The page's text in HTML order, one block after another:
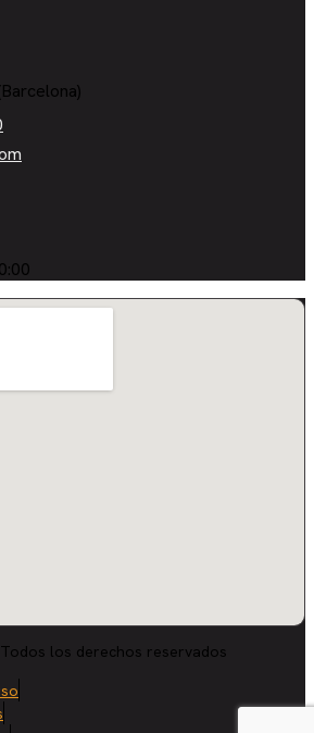
los derechos reservados